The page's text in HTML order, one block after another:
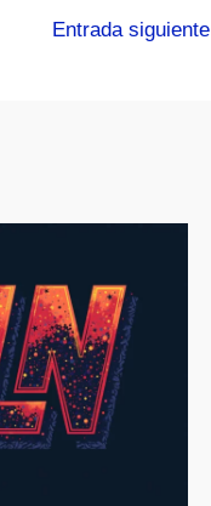
Entrada siguiente